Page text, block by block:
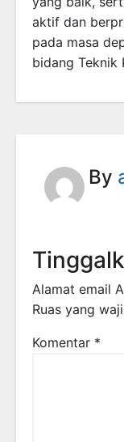
aktif dan
pada masa
bidang Teknik
By
Alamat email
Ruas yang
Komentar *